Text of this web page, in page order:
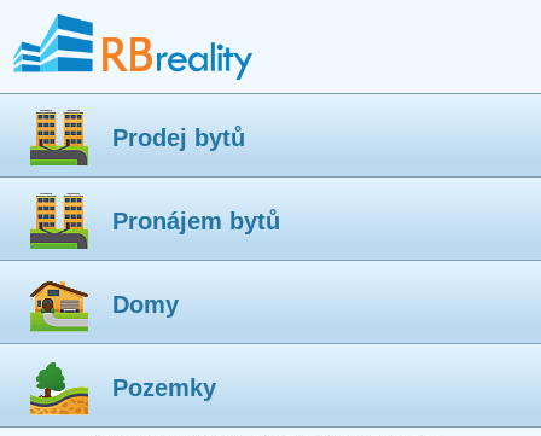
Prodej bytů
Pronájem bytů
Domy
Pozemky